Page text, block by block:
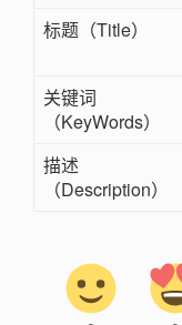
标题（Title）
关键词
（KeyWords）
描述
（Description）